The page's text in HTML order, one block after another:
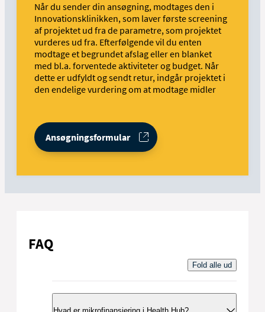
Når du sender din ansøgning, modtages den i
Innovationsklinikken, som laver første screening
af projektet ud fra de parametre, som projektet
vurderes ud fra. Efterfølgende vil du enten
modtage et begrundet afslag eller en blanket
med bl.a. forventede aktiviteter og budget. Når
dette er udfyldt og sendt retur, indgår projektet i
den endelige vurdering om at modtage midler
Ansøgningsformular
FAQ
Fold alle ud